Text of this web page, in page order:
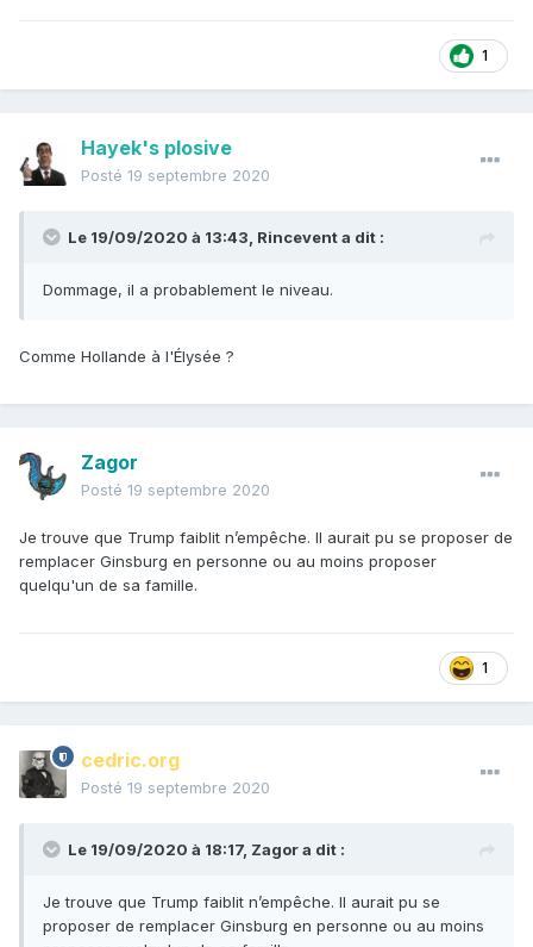
1
Hayek's plosive
Posté 19 septembre 2020
Le 19/09/2020 à 13:43, Rinceventa dit :
Dommage, il a probablement le niveau.
Comme Hollande à l'Élysée ?
Zagor
Posté 19 septembre 2020
Je trouve que Trump faiblit n’empêche. Il aurait pu se proposer de
remplacer Ginsburg en personne ou au moins proposer
quelqu'un de sa famille.
1
cedric.org
Posté 19 septembre 2020
Le 19/09/2020 à 18:17, Zagora dit :
Je trouve que Trump faiblit n’empêche. Il aurait pu se
proposer de remplacer Ginsburg en personne ou au moins